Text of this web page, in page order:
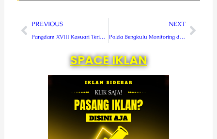
Prev
PREVIOUS
Pangdam XVIII Kasuari Terima Kunjungan Delegasi Regional ICRC
NEXT
Polda Bengkulu Monitoring dan Evaluasi SIK3 di Polres RL
Next
SPACE IKLAN